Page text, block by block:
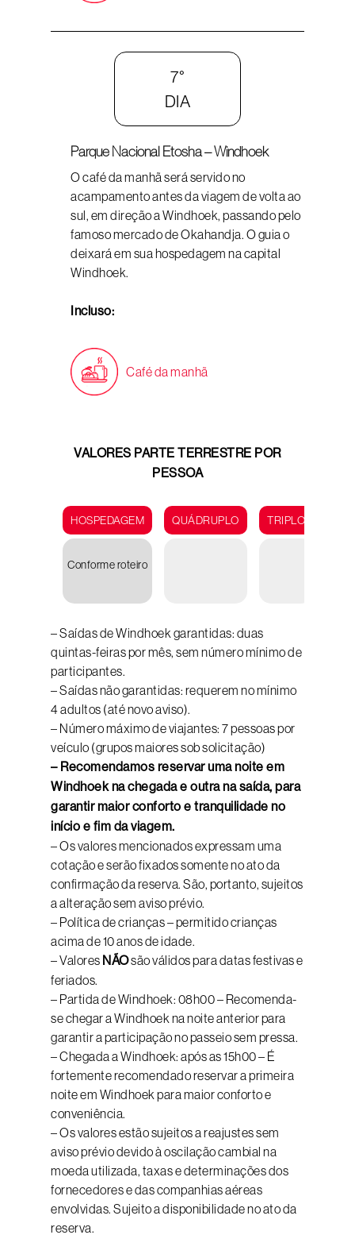
7°
DIA
Parque Nacional Etosha – Windhoek
O café da manhã será servido no
acampamento antes da viagem de volta ao
sul, em direção a Windhoek, passando pelo
famoso mercado de Okahandja. O guia o
deixará em sua hospedagem na capital
Windhoek.
Incluso:
Café da manhã
VALORES PARTE TERRESTRE POR
PESSOA
HOSPEDAGEM QUÁDRUPLO TRIPLO
Conforme roteiro
– Saídas de Windhoek garantidas: duas
quintas-feiras por mês, sem número mínimo de
participantes.
– Saídas não garantidas: requerem no mínimo
4 adultos (até novo aviso).
– Número máximo de viajantes: 7 pessoas por
veículo (grupos maiores sob solicitação)
– Recomendamos reservar uma noite em
Windhoek na chegada e outra na saída, para
garantir maior conforto e tranquilidade no
início e fim da viagem.
– Os valores mencionados expressam uma
cotação e serão fixados somente no ato da
confirmação da reserva. São, portanto, sujeitos
a alteração sem aviso prévio.
– Política de crianças – permitido crianças
acima de 10 anos de idade.
– Valores NÃOsão válidos para datas festivas e
feriados.
– Partida de Windhoek: 08h00 – Recomenda-
se chegar a Windhoek na noite anterior para
garantir a participação no passeio sem pressa.
– Chegada a Windhoek: após as 15h00 – É
fortemente recomendado reservar a primeira
noite em Windhoek para maior conforto e
conveniência.
– Os valores estão sujeitos a reajustes sem
aviso prévio devido à oscilação cambial na
moeda utilizada, taxas e determinações dos
fornecedores e das companhias aéreas
envolvidas. Sujeito a disponibilidade no ato da
reserva.